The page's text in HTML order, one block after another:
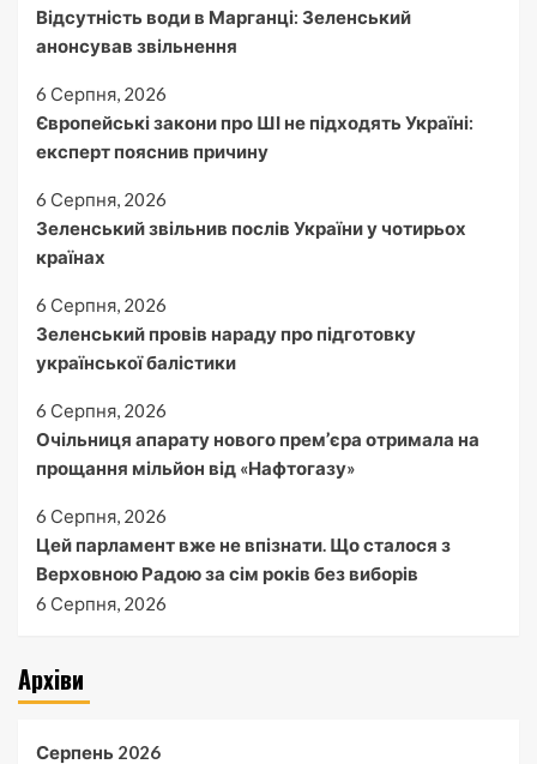
Відсутність води в Марганці: Зеленський
анонсував звільнення
6 Серпня, 2026
Європейські закони про ШІ не підходять Україні:
експерт пояснив причину
6 Серпня, 2026
Зеленський звільнив послів України у чотирьох
країнах
6 Серпня, 2026
Зеленський провів нараду про підготовку
української балістики
6 Серпня, 2026
Очільниця апарату нового прем’єра отримала на
прощання мільйон від «Нафтогазу»
6 Серпня, 2026
Цей парламент вже не впізнати. Що сталося з
Верховною Радою за сім років без виборів
6 Серпня, 2026
Архіви
Серпень 2026